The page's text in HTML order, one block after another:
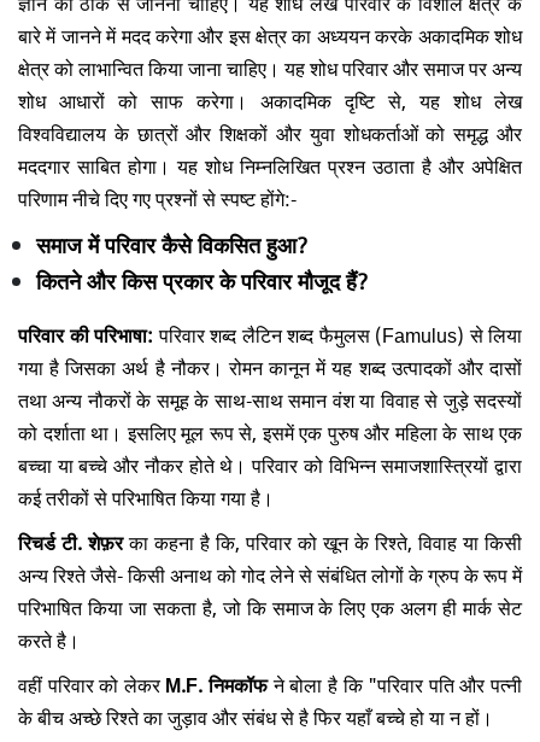
बारे में जानने में मदद करेगा और इस क्षेत्र का अध्ययन करके अकादमिक शोध
क्षेत्र को लाभान्वित किया जाना चाहिए। यह शोध परिवार और समाज पर अन्य
शोध आधारों को साफ करेगा। अकादमिक दृष्टि से, यह शोध लेख
विश्वविद्यालय के छात्रों और शिक्षकों और युवा शोधकर्ताओं को समृद्ध और
मददगार साबित होगा। यह शोध निम्नलिखित प्रश्न उठाता है और अपेक्षित
परिणाम नीचे दिए गए प्रश्नों से स्पष्ट होंगे:-
समाज में परिवार कैसे विकसित हुआ?
कितने और किस प्रकार के परिवार मौजूद हैं?
परिवार की परिभाषा:परिवार शब्द लैटिन शब्द फैमुलस (Famulus) से लिया
गया है जिसका अर्थ है नौकर। रोमन कानून में यह शब्द उत्पादकों और दासों
तथा अन्य नौकरों के समूह के साथ-साथ समान वंश या विवाह से जुड़े सदस्यों
को दर्शाता था। इसलिए मूल रूप से, इसमें एक पुरुष और महिला के साथ एक
बच्चा या बच्चे और नौकर होते थे। परिवार को विभिन्न समाजशास्त्रियों द्वारा
कई तरीकों से परिभाषित किया गया है।
रिचर्ड टी. शेफ़रका कहना है कि, परिवार को खून के रिश्ते, विवाह या किसी
अन्य रिश्ते जैसे- किसी अनाथ को गोद लेने से संबंधित लोगों के ग्रुप के रूप में
परिभाषित किया जा सकता है, जो कि समाज के लिए एक अलग ही मार्क सेट
करते है।
वहीं परिवार को लेकरM.F. निमकॉफने बोला है कि "परिवार पति और पत्नी
के बीच अच्छे रिश्ते का जुड़ाव और संबंध से है फिर यहाँ बच्चे हो या न हों।